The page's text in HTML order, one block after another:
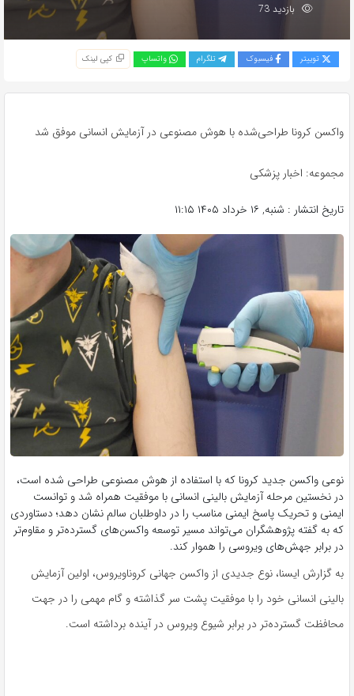
بازدید 73
توییتر فیسبوک تلگرام واتساپ کپی لینک
واکسن کرونا طراحی‌شده با هوش مصنوعی در آزمایش انسانی موفق شد
مجموعه: اخبار پزشکی
تاریخ انتشار : شنبه, ۱۶ خرداد ۱۴۰۵ ۱۱:۱۵
نوعی واکسن جدید کرونا که با استفاده از هوش مصنوعی طراحی شده است،
در نخستین مرحله آزمایش بالینی انسانی با موفقیت همراه شد و توانست
ایمنی و تحریک پاسخ ایمنی مناسب را در داوطلبان سالم نشان دهد؛ دستاوردی
که به گفته پژوهشگران می‌تواند مسیر توسعه واکسن‌های گسترده‌تر و مقاوم‌تر
در برابر جهش‌های ویروسی را هموار کند.
به گزارش ایسنا، نوع جدیدی از واکسن جهانی کروناویروس، اولین آزمایش
بالینی انسانی خود را با موفقیت پشت سر گذاشته و گام مهمی را در جهت
محافظت گسترده‌تر در برابر شیوع ویروس در آینده برداشته است.